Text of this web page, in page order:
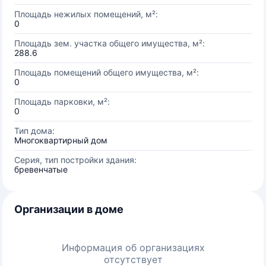
Площадь нежилых помещений, м²:
0
Площадь зем. участка общего имущества, м²:
288.6
Площадь помещений общего имущества, м²:
0
Площадь парковки, м²:
0
Тип дома:
Многоквартирный дом
Серия, тип постройки здания:
бревенчатые
Организации в доме
Информация об организациях
отсутствует